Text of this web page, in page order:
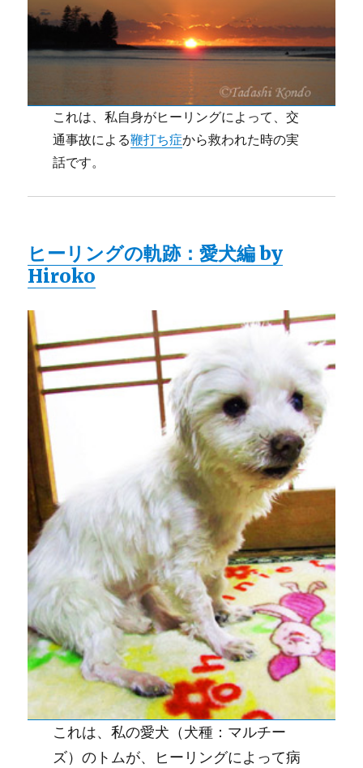
これは、私自身がヒーリングによって、交
通事故による鞭打ち症から救われた時の実
話です。
ヒーリングの軌跡：愛犬編 by
Hiroko
これは、私の愛犬（犬種：マルチー
ズ）のトムが、ヒーリングによって病